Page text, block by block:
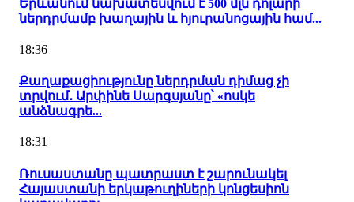
Երևանում նախատեսվում է 500 մլն դոլարի
ներդրմամբ խաղային և հյուրանոցային համ...
18:36
Քաղաքացիությունը ներդրման դիմաց չի
տրվում․ Արփինե Սարգսյանը՝ «ոսկե
անձնագրե...
18:31
Ռուսաստանը պատրաստ է շարունակել
Հայաստանի երկաթուղիների կոնցեսիոն